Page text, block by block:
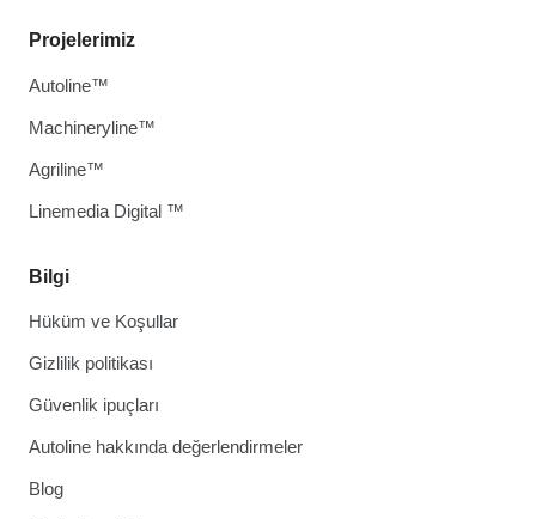
Bilgi
Hüküm ve Koşullar
Gizlilik politikası
Güvenlik ipuçları
Autoline hakkında değerlendirmeler
Blog
Projelerimiz
Autoline™
Machineryline™
Agriline™
Linemedia Digital ™